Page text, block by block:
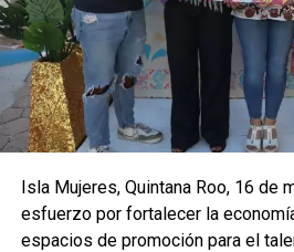
Isla Mujeres, Quintana Roo, 16 de
esfuerzo por fortalecer la
espacios de promoción para el